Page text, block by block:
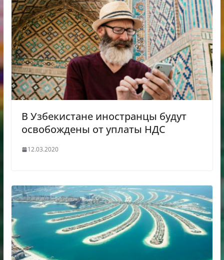
В Узбекистане иностранцы будут
освобождены от уплаты НДС
12.03.2020